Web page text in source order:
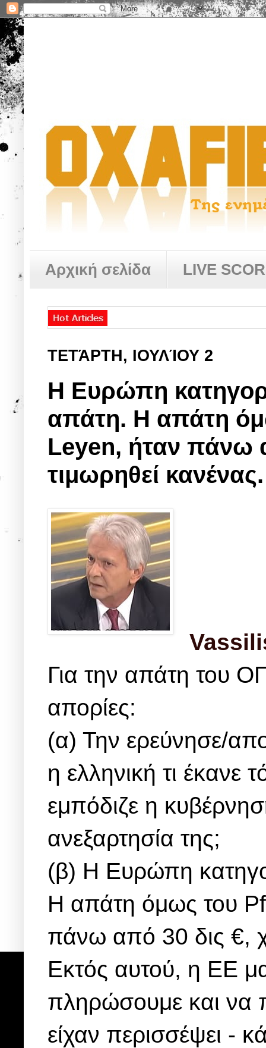
Αρχική σελίδα LIVE
ΤΕΤΆΡΤΗ, ΙΟΥΛΊΟΥ 2
Η Ευρώπη
απάτη. Η απάτη
Leyen, ήταν πάνω
τιμωρηθεί κανένας.
Για την απάτη του
απορίες:
(α) Την ερεύνησε/
η ελληνική τι έκανε
εμπόδιζε η
ανεξαρτησία της;
(β) Η Ευρώπη
Η απάτη όμως του
πάνω από 30 δις €,
Εκτός αυτού, η ΕΕ
πληρώσουμε και να
είχαν περισσέψει -